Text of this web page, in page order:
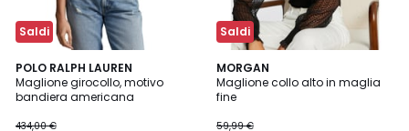
Saldi
POLO RALPH LAUREN
Maglione girocollo, motivo
bandiera americana
434,00 €
4,7
/ 5
Saldi
MORGAN
Maglione collo alto in maglia
fine
59,99 €
5
/
5